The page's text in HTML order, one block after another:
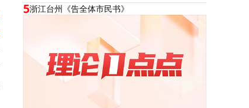
5浙江台州《告全体市民书》